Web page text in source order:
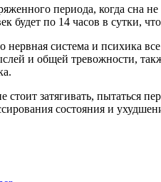
периода, когда
будет по 14 часов в
система и психика
и общей тревожности,
затягивать, пытаться
состояния и